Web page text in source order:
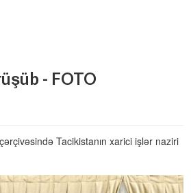
- FOTO
Tacikistanın xarici işlər naziri